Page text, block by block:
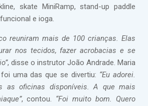
skate MiniRamp, stand-up paddle
e ioga.
reuniram mais de 100 crianças. Elas
nos tecidos, fazer acrobacias e se
, disse o instrutor João Andrade. Maria
uma das que se divertiu: “Eu adorei.
as oficinas disponíveis. A que mais
, contou. “Foi muito bom. Quero